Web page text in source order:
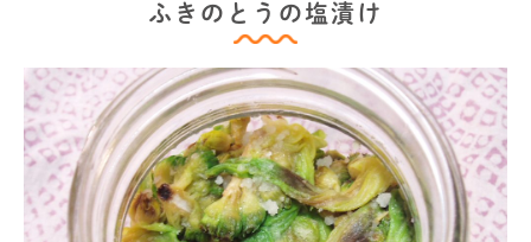
ふきのとうの塩漬け